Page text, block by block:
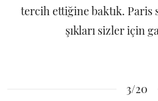
tercih ettiğine baktık. Paris
şıkları sizler için
3/20